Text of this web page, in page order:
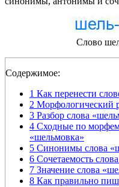
Слово
Содержимое:
1 Как перенести
2 Морфологический
3 Разбор слова
4 Сходные по
«шельмовка»
5 Синонимы слова
6 Сочетаемость
7 Значение слова
8 Как правильно